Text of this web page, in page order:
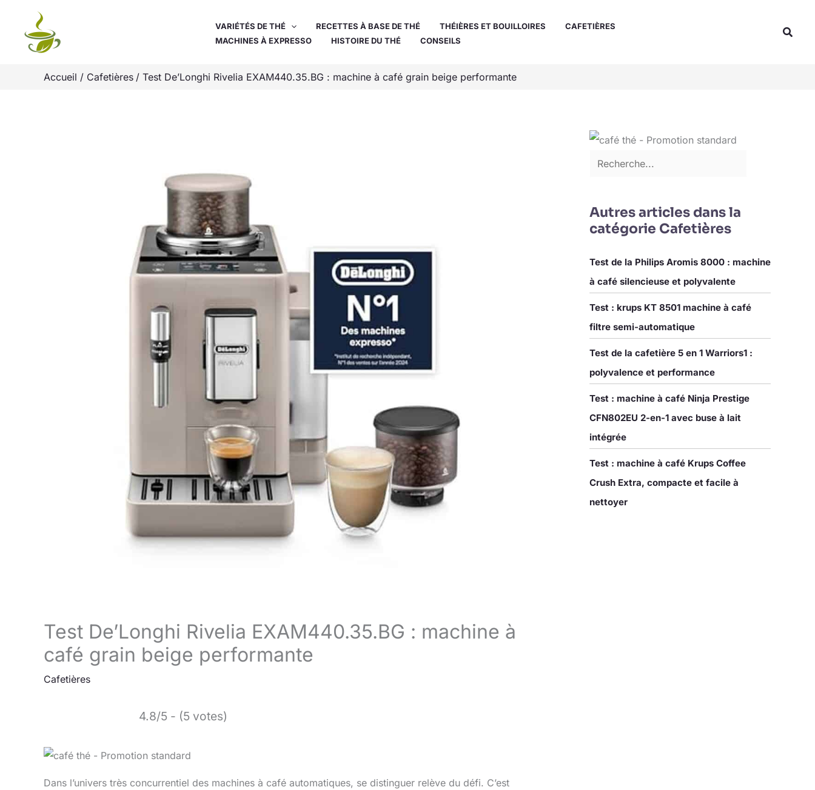
contenu
VARIÉTÉS DE THÉ RECETTES À BASE DE THÉ THÉIÈRES ET BOUILLOIRES
CAFETIÈRES
MACHINES À EXPRESSO
HISTOIRE DU THÉ CONSEILS
Accueil Cafetières Test De’Longhi Rivelia EXAM440.35.BG : machine à café grain beige performante
Test De’Longhi Rivelia EXAM440.35.BG : machine à
café grain beige performante
Cafetières
4.8/5 - (5 votes)
Dans l’univers très concurrentiel des machines à café automatiques, se distinguer relève du défi. C’est
Autres articles dans la
catégorie Cafetières
Test de la Philips Aromis 8000 : machine
à café silencieuse et polyvalente
Test : krups KT 8501 machine à café
filtre semi-automatique
Test de la cafetière 5 en 1 Warriors1 :
polyvalence et performance
Test : machine à café Ninja Prestige
CFN802EU 2-en-1 avec buse à lait
intégrée
Test : machine à café Krups Coffee
Crush Extra, compacte et facile à
nettoyer